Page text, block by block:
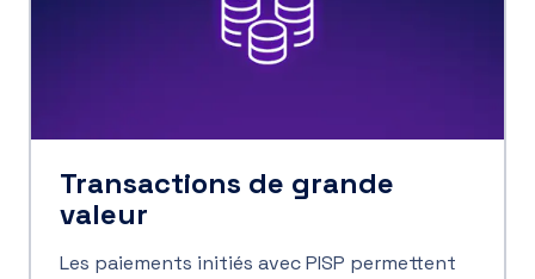
Transactions de grande
valeur
Les paiements initiés avec PISP permettent